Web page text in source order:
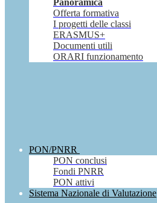
Panoramica
Offerta formativa
I progetti delle classi
ERASMUS+
Documenti utili
ORARI funzionamento
PON/PNRR
PON conclusi
Fondi PNRR
PON attivi
Sistema Nazionale di Valutazione